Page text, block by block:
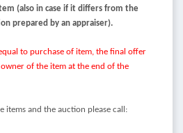
(also in case if it differs from the
prepared by an appraiser).
to purchase of item, the final offer
of the item at the end of the
items and the auction please call: